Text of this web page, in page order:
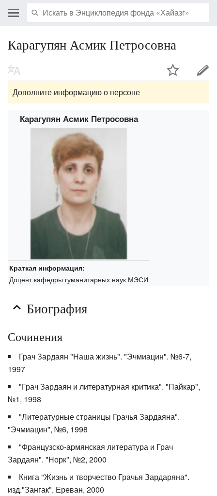
Карагупян Асмик Петросовна
Дополните информацию о персоне
Карагупян Асмик Петросовна
Краткая информация:
Доцент кафедры гуманитарных наук МЭСИ
Биография
Сочинения
Грач Зардаян "Наша жизнь". "Эчмиацин". №6-7,
1997
"Грач Зардаян и литературная критика". "Пайкар",
№1, 1998
"Литературные страницы Грачья Зардаяна".
"Эчмиацин", №6, 1998
"Французско-армянская литература и Грач
Зардаян". "Норк", №2, 2000
Книга "Жизнь и творчество Грачья Зардаряна".
изд."Зангак", Ереван, 2000